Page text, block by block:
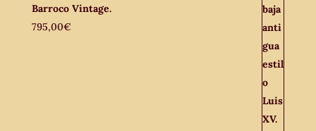
Barroco Vintage.
795,00€